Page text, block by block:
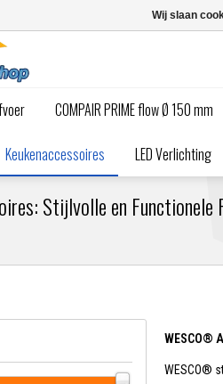
COMPAIR PRIME flow Ø 150 mm
Keukenaccessoires LED Verlichting
Stijlvolle en
WESCO®
WESCO®
Wij slaan